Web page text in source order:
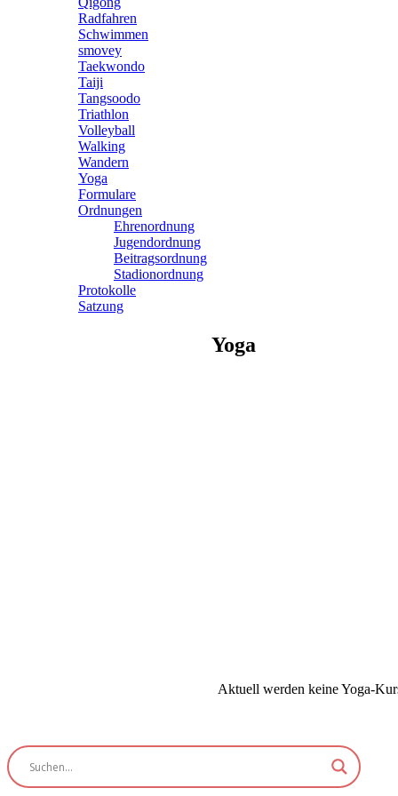
Radfahren
Schwimmen
smovey
Taekwondo
Taiji
Tangsoodo
Triathlon
Volleyball
Walking
Wandern
Yoga
Formulare
Ordnungen
Ehrenordnung
Jugendordnung
Beitragsordnung
Stadionordnung
Protokolle
Satzung
Yoga
Aktuell werden keine Yoga-